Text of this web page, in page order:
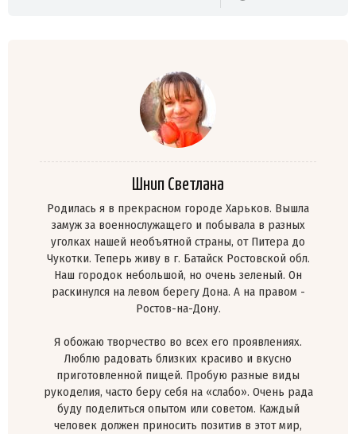
Шнип Светлана
Родилась я в прекрасном городе Харьков. Вышла
замуж за военнослужащего и побывала в разных
уголках нашей необъятной страны, от Питера до
Чукотки. Теперь живу в г. Батайск Ростовской обл.
Наш городок небольшой, но очень зеленый. Он
раскинулся на левом берегу Дона. А на правом -
Ростов-на-Дону.
Я обожаю творчество во всех его проявлениях.
Люблю радовать близких красиво и вкусно
приготовленной пищей. Пробую разные виды
рукоделия, часто беру себя на «слабо». Очень рада
буду поделиться опытом или советом. Каждый
человек должен приносить позитив в этот мир,